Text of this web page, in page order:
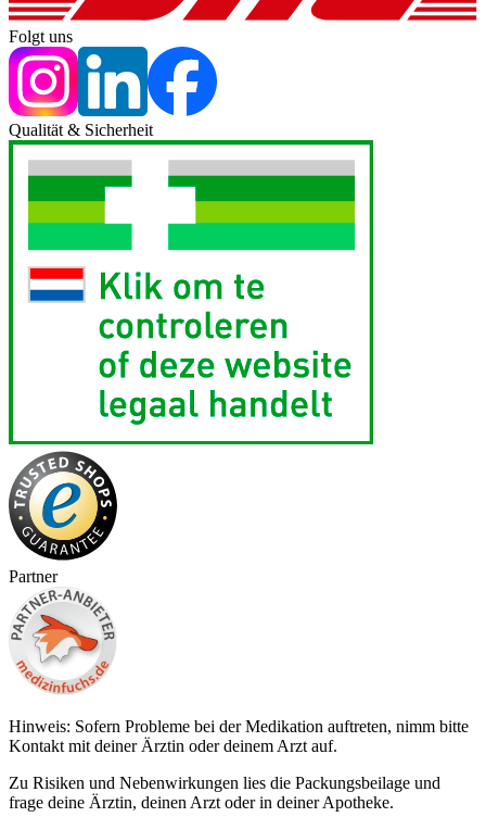
Folgt uns
Qualität & Sicherheit
Partner
Hinweis: Sofern Probleme bei der Medikation auftreten, nimm bitte
Kontakt mit deiner Ärztin oder deinem Arzt auf.
Zu Risiken und Nebenwirkungen lies die Packungsbeilage und
frage deine Ärztin, deinen Arzt oder in deiner Apotheke.